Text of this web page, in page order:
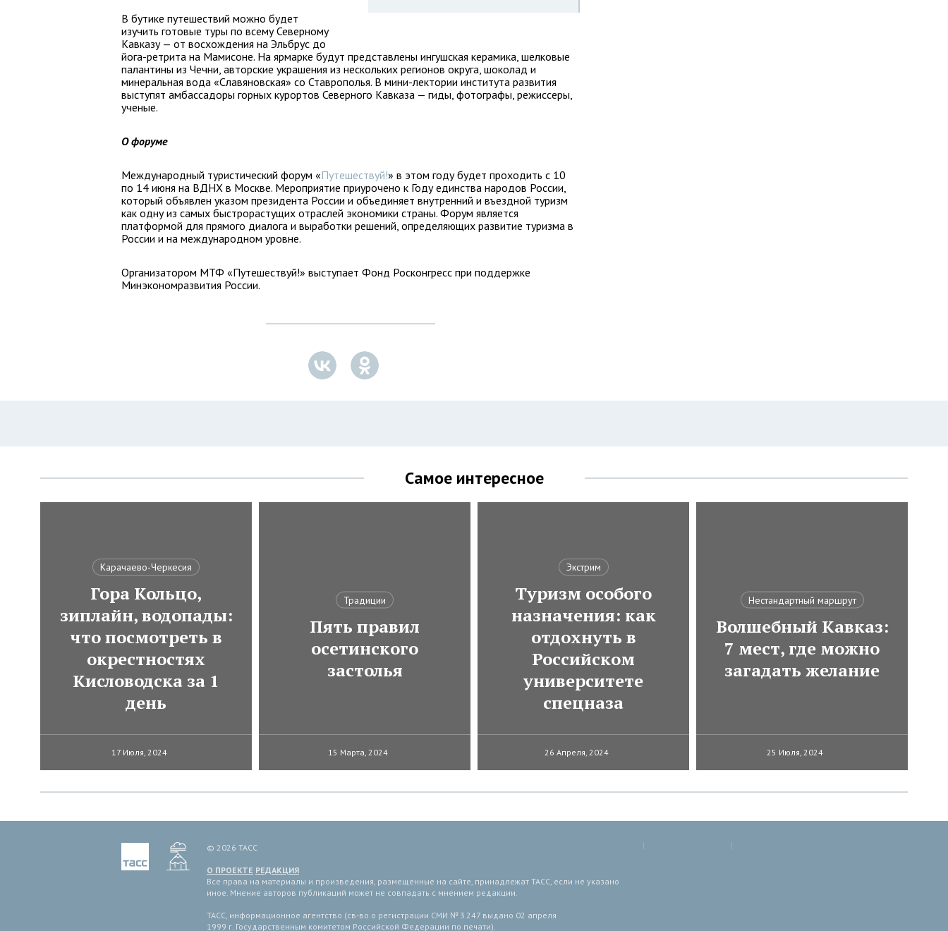
В бутике путешествий можно будет
изучить готовые туры по всему Северному
Кавказу — от восхождения на Эльбрус до
йога-ретрита на Мамисоне. На ярмарке будут представлены ингушская керамика, шелковые
палантины из Чечни, авторские украшения из нескольких регионов округа, шоколад и
минеральная вода «Славяновская» со Ставрополья. В мини-лектории института развития
выступят амбассадоры горных курортов Северного Кавказа — гиды, фотографы, режиссеры,
ученые.
О форуме
Международный туристический форум «Путешествуй!» в этом году будет проходить с 10
по 14 июня на ВДНХ в Москве. Мероприятие приурочено к Году единства народов России,
который объявлен указом президента России и объединяет внутренний и въездной туризм
как одну из самых быстрорастущих отраслей экономики страны. Форум является
платформой для прямого диалога и выработки решений, определяющих развитие туризма в
России и на международном уровне.
Организатором МТФ «Путешествуй!» выступает Фонд Росконгресс при поддержке
Минэкономразвития России.
Самое интересное
Карачаево-Черкесия
Гора Кольцо,
зиплайн, водопады:
что посмотреть в
окрестностях
Кисловодска за 1
день
17 Июля, 2024
Традиции
Пять правил
осетинского
застолья
15 Марта, 2024
Экстрим
Туризм особого
назначения: как
отдохнуть в
Российском
университете
спецназа
26 Апреля, 2024
Нестандартный маршрут
Волшебный Кавказ:
7 мест, где можно
загадать желание
25 Июля, 2024
© 2026 ТАСС
О ПРОЕКТЕ РЕДАКЦИЯ
Все права на материалы и произведения, размещенные на сайте, принадлежат ТАСС, если не указано
иное. Мнение авторов публикаций может не совпадать с мнением редакции.
ТАСС, информационное агентство (св-во о регистрации СМИ № 3 247 выдано 02 апреля
1999 г. Государственным комитетом Российской Федерации по печати).